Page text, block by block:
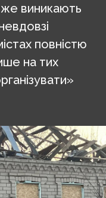
виникають
повністю
на тих